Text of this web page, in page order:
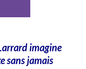
imagine
sans jamais